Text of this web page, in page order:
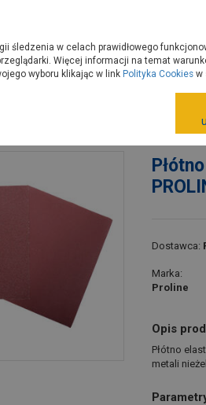
Gdzie kupisz
Narzędzia
Dostawca:
Marka:
Proline
Opis
Płótno
metali
śledzenia w celach prawidłowego
Więcej informacji na temat
wyboru klikając w link Polityka Cookies w